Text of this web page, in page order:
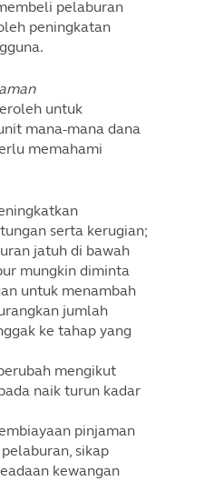
pelaburan
peningkatan
untuk
mana-mana dana
memahami
serta kerugian;
jatuh di bawah
mungkin diminta
untuk menambah
jumlah
ke tahap yang
mengikut
naik turun kadar
pinjaman
sikap
kewangan